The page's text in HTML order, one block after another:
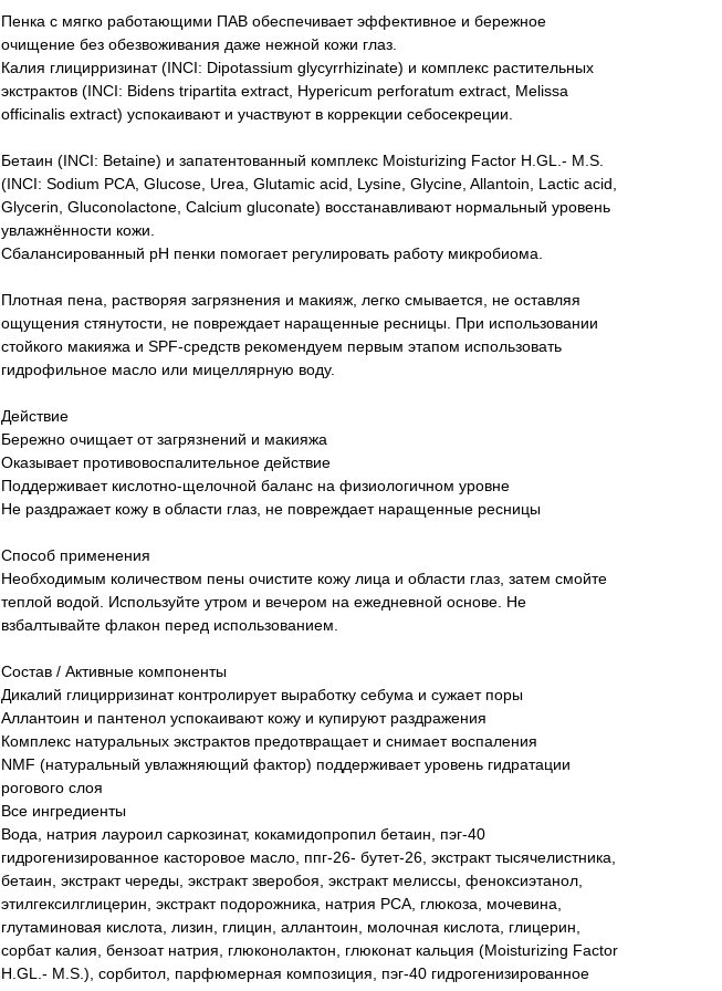
Пенка с мягко работающими ПАВ обеспечивает эффективное и бережное
очищение без обезвоживания даже нежной кожи глаз.
Калия глицирризинат (INCI: Dipotassium glycyrrhizinate) и комплекс растительных
экстрактов (INCI: Bidens tripartita extract, Hypericum perforatum extract, Melissa
officinalis extract) успокаивают и участвуют в коррекции себосекреции.
Бетаин (INCI: Betaine) и запатентованный комплекс Moisturizing Factor H.GL.- M.S.
(INCI: Sodium PCA, Glucose, Urea, Glutamic acid, Lysine, Glycine, Allantoin, Lactic acid,
Glycerin, Gluconolactone, Calcium gluconate) восстанавливают нормальный уровень
увлажнённости кожи.
Сбалансированный pH пенки помогает регулировать работу микробиома.
Плотная пена, растворяя загрязнения и макияж, легко смывается, не оставляя
ощущения стянутости, не повреждает наращенные ресницы. При использовании
стойкого макияжа и SPF-средств рекомендуем первым этапом использовать
гидрофильное масло или мицеллярную воду.
Действие
Бережно очищает от загрязнений и макияжа
Оказывает противовоспалительное действие
Поддерживает кислотно-щелочной баланс на физиологичном уровне
Не раздражает кожу в области глаз, не повреждает наращенные ресницы
Способ применения
Необходимым количеством пены очистите кожу лица и области глаз, затем смойте
теплой водой. Используйте утром и вечером на ежедневной основе. Не
взбалтывайте флакон перед использованием.
Состав / Активные компоненты
Дикалий глицирризинат контролирует выработку себума и сужает поры
Аллантоин и пантенол успокаивают кожу и купируют раздражения
Комплекс натуральных экстрактов предотвращает и снимает воспаления
NMF (натуральный увлажняющий фактор) поддерживает уровень гидратации
рогового слоя
Все ингредиенты
Вода, натрия лауроил саркозинат, кокамидопропил бетаин, пэг-40
гидрогенизированное касторовое масло, ппг-26- бутет-26, экстракт тысячелистника,
бетаин, экстракт череды, экстракт зверобоя, экстракт мелиссы, феноксиэтанол,
этилгексилглицерин, экстракт подорожника, натрия РСА, глюкоза, мочевина,
глутаминовая кислота, лизин, глицин, аллантоин, молочная кислота, глицерин,
сорбат калия, бензоат натрия, глюконолактон, глюконат кальция (Moisturizing Factor
H.GL.- M.S.), сорбитол, парфюмерная композиция, пэг-40 гидрогенизированное